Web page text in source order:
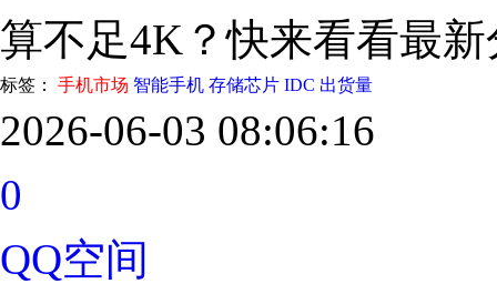
算不足4K？快来看看最
标签： 手机市场 智能手机 存储芯片 IDC 出货量
2026-06-03 08:06:16
0
QQ空间